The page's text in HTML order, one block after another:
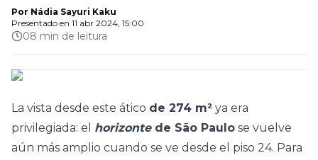
Por Nádia Sayuri Kaku
Presentado en 11 abr 2024, 15:00
08 min de leitura
La vista desde este ático de 274 m² ya era
privilegiada: el horizontede São Paulo se vuelve
aún más amplio cuando se ve desde el piso 24. Para